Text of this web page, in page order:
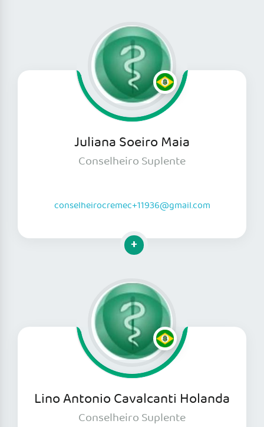
Juliana Soeiro Maia
Conselheiro Suplente
conselheirocremec+11936@gmail.com
Clique para mais informações
Lino Antonio Cavalcanti Holanda
Conselheiro Suplente